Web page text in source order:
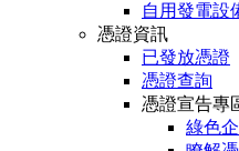
自用發電設
憑證資訊
已發放憑證
憑證查詢
憑證宣告專
綠色